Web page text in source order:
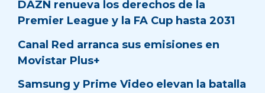
DAZN renueva los derechos de la
Premier League y la FA Cup hasta 2031
Canal Red arranca sus emisiones en
Movistar Plus+
Samsung y Prime Video elevan la batalla